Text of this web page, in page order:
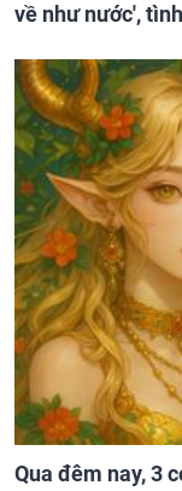
về như nước',
Qua đêm nay, 3